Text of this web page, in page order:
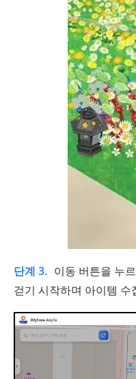
단계 3. 이동 버튼을 누
걷기 시작하며 아이템